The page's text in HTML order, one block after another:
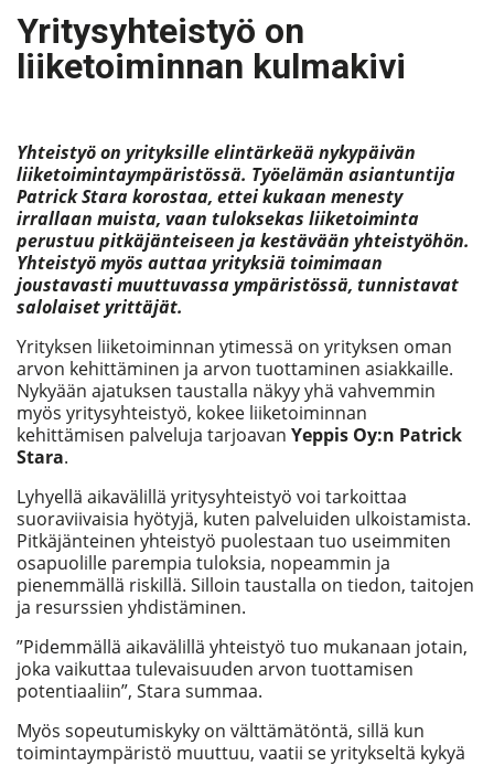
Yritysyhteistyö on
liiketoiminnan kulmakivi
Yhteistyö on yrityksille elintärkeää nykypäivän
liiketoimintaympäristössä. Työelämän asiantuntija
Patrick Stara korostaa, ettei kukaan menesty
irrallaan muista, vaan tuloksekas liiketoiminta
perustuu pitkäjänteiseen ja kestävään yhteistyöhön.
Yhteistyö myös auttaa yrityksiä toimimaan
joustavasti muuttuvassa ympäristössä, tunnistavat
salolaiset yrittäjät.
Yrityksen liiketoiminnan ytimessä on yrityksen oman
arvon kehittäminen ja arvon tuottaminen asiakkaille.
Nykyään ajatuksen taustalla näkyy yhä vahvemmin
myös yritysyhteistyö, kokee liiketoiminnan
kehittämisen palveluja tarjoavan Yeppis Oy:n Patrick
Stara.
Lyhyellä aikavälillä yritysyhteistyö voi tarkoittaa
suoraviivaisia hyötyjä, kuten palveluiden ulkoistamista.
Pitkäjänteinen yhteistyö puolestaan tuo useimmiten
osapuolille parempia tuloksia, nopeammin ja
pienemmällä riskillä. Silloin taustalla on tiedon, taitojen
ja resurssien yhdistäminen.
”Pidemmällä aikavälillä yhteistyö tuo mukanaan jotain,
joka vaikuttaa tulevaisuuden arvon tuottamisen
potentiaaliin”, Stara summaa.
Myös sopeutumiskyky on välttämätöntä, sillä kun
toimintaympäristö muuttuu, vaatii se yritykseltä kykyä